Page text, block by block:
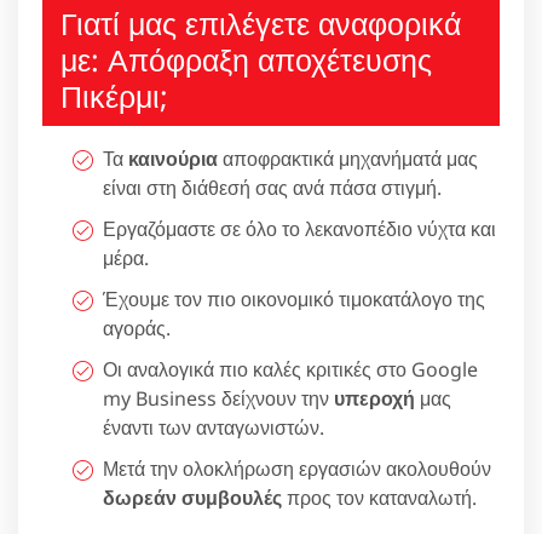
Γιατί μας επιλέγετε αναφορικά
με: Απόφραξη αποχέτευσης
Πικέρμι;
Τα καινούριααποφρακτικά μηχανήματά μας
είναι στη διάθεσή σας ανά πάσα στιγμή.
Εργαζόμαστε σε όλο το λεκανοπέδιο νύχτα και
μέρα.
Έχουμε τον πιο οικονομικό τιμοκατάλογο της
αγοράς.
Οι αναλογικά πιο καλές κριτικές στο Google
my Business δείχνουν την υπεροχή μας
έναντι των ανταγωνιστών.
Μετά την ολοκλήρωση εργασιών ακολουθούν
δωρεάν συμβουλέςπρος τον καταναλωτή.